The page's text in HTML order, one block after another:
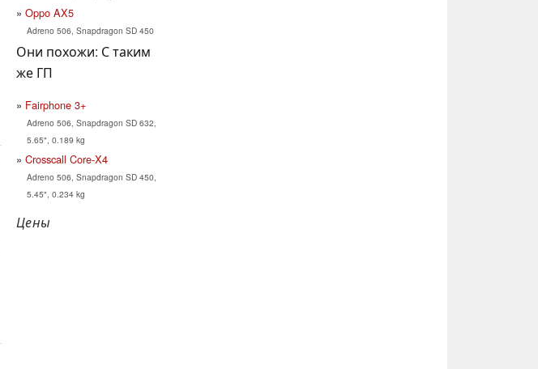
Oppo AX5
Adreno 506, Snapdragon SD 450
Они похожи: С таким
же ГП
Fairphone 3+
Adreno 506, Snapdragon SD 632,
5.65", 0.189 kg
Crosscall Core-X4
Adreno 506, Snapdragon SD 450,
5.45", 0.234 kg
Цены